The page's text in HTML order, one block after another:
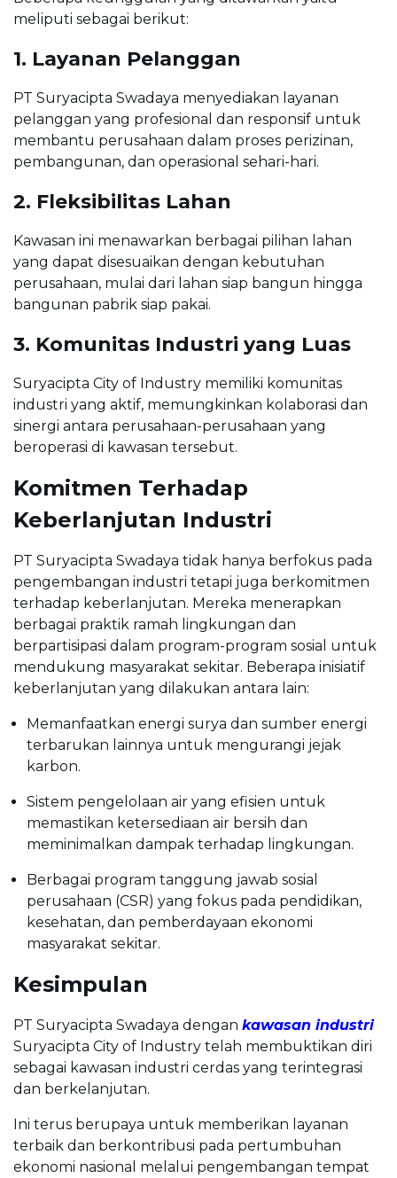
meliputi sebagai berikut:
1. Layanan Pelanggan
PT Suryacipta Swadaya menyediakan layanan
pelanggan yang profesional dan responsif untuk
membantu perusahaan dalam proses perizinan,
pembangunan, dan operasional sehari-hari.
2. Fleksibilitas Lahan
Kawasan ini menawarkan berbagai pilihan lahan
yang dapat disesuaikan dengan kebutuhan
perusahaan, mulai dari lahan siap bangun hingga
bangunan pabrik siap pakai.
3. Komunitas Industri yang Luas
Suryacipta City of Industry memiliki komunitas
industri yang aktif, memungkinkan kolaborasi dan
sinergi antara perusahaan-perusahaan yang
beroperasi di kawasan tersebut.
Komitmen Terhadap
Keberlanjutan Industri
PT Suryacipta Swadaya tidak hanya berfokus pada
pengembangan industri tetapi juga berkomitmen
terhadap keberlanjutan. Mereka menerapkan
berbagai praktik ramah lingkungan dan
berpartisipasi dalam program-program sosial untuk
mendukung masyarakat sekitar. Beberapa inisiatif
keberlanjutan yang dilakukan antara lain:
Memanfaatkan energi surya dan sumber energi
terbarukan lainnya untuk mengurangi jejak
karbon.
Sistem pengelolaan air yang efisien untuk
memastikan ketersediaan air bersih dan
meminimalkan dampak terhadap lingkungan.
Berbagai program tanggung jawab sosial
perusahaan (CSR) yang fokus pada pendidikan,
kesehatan, dan pemberdayaan ekonomi
masyarakat sekitar.
Kesimpulan
PT Suryacipta Swadaya dengan kawasan industri
Suryacipta City of Industry telah membuktikan diri
sebagai kawasan industri cerdas yang terintegrasi
dan berkelanjutan.
Ini terus berupaya untuk memberikan layanan
terbaik dan berkontribusi pada pertumbuhan
ekonomi nasional melalui pengembangan tempat